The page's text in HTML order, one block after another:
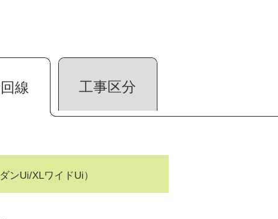
線 工事区分
ンUi/XLワイドUi）